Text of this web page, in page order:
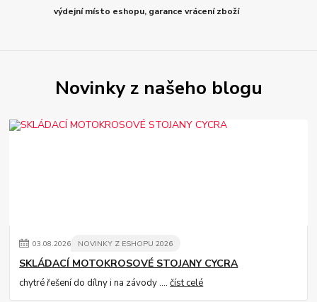
výdejní místo eshopu, garance vrácení zboží
Novinky z našeho blogu
03.08.2026 NOVINKY Z ESHOPU 2026
SKLÁDACÍ MOTOKROSOVÉ STOJANY CYCRA
chytré řešení do dílny i na závody ....číst celé